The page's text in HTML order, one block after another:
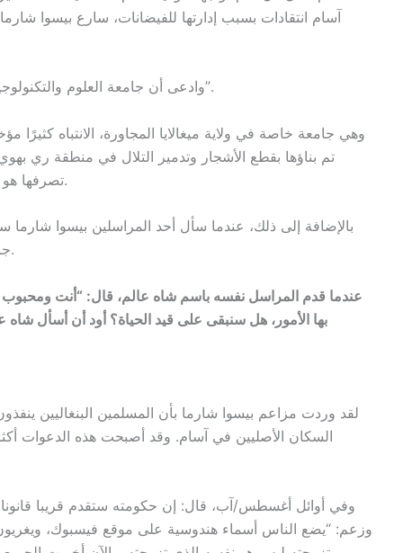
آسام انتقادات بسبب إدارتها للفيضانات، سارع بيسوا
وادعى أن جامعة العلوم والتكنولوجيا، التي يملكها مسلم بنغالي، تشن “جهاد الفيضانات”.
تصرفها هو ما أدى إلى حدوث فيضانات مفاجئة في ولاية آسام.
بالإضافة إلى ذلك، عندما سأل أحد المراسلين بيسوا شارما
جالوكباري الانتخابية، سأل شارما المراسل عن اسمه.
عندما قدم المراسل نفسه باسم شاه عالم، قال: “أنت
بها الأمور، هل سنبقى على قيد الحياة؟ أود أن أسأل
لقد وردت مزاعم بيسوا شارما بأن المسلمين البنغاليين
السكان الأصليين في آسام. وقد أصبحت هذه الدعوات
وفي أوائل أغسطس/آب، قال: إن حكومته ستقدم قريبا
وزعم: “يضع الناس أسماء هندوسية على موقع فيسبوك، ويغريون